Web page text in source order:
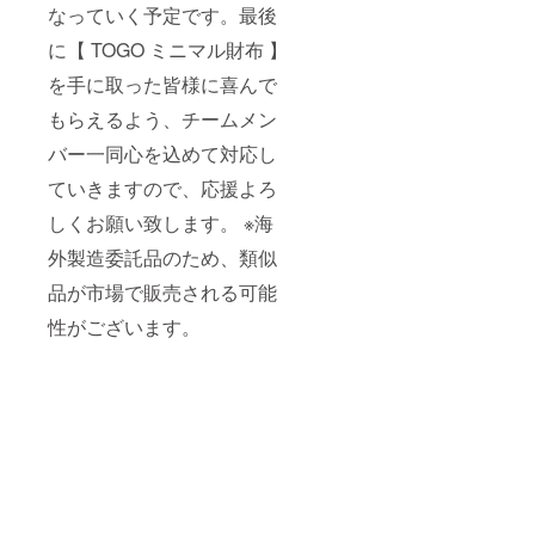
なっていく予定です。最後
に【 TOGO ミニマル財布 】
を手に取った皆様に喜んで
もらえるよう、チームメン
バー一同心を込めて対応し
ていきますので、応援よろ
しくお願い致します。 ※海
外製造委託品のため、類似
品が市場で販売される可能
性がございます。